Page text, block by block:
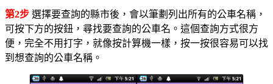
第2步 選擇要查詢的縣市後，會以筆劃列出所有的公車名稱，
可按下方的按鈕，尋找要查詢的公車名。這個查詢方式很方
便，完全不用打字，就像按計算機一樣，按一按很容易可以找
到想查詢的公車名稱。